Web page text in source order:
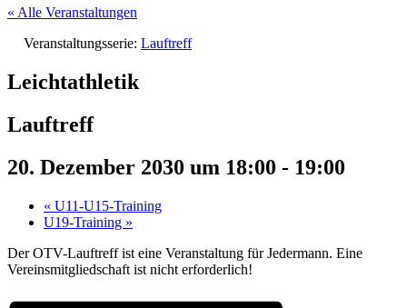
« Alle Veranstaltungen
Veranstaltungsserie: Lauftreff
Leichtathletik
Lauftreff
20. Dezember 2030 um 18:00 - 19:00
« U11-U15-Training
U19-Training »
Der OTV-Lauftreff ist eine Veranstaltung für Jedermann. Eine
Vereinsmitgliedschaft ist nicht erforderlich!